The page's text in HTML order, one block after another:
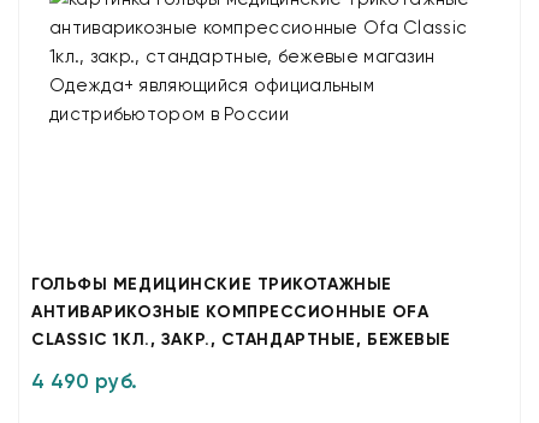
ГОЛЬФЫ МЕДИЦИНСКИЕ ТРИКОТАЖНЫЕ
АНТИВАРИКОЗНЫЕ КОМПРЕССИОННЫЕ OFA
CLASSIC 1КЛ., ЗАКР., СТАНДАРТНЫЕ, БЕЖЕВЫЕ
4 490 руб.